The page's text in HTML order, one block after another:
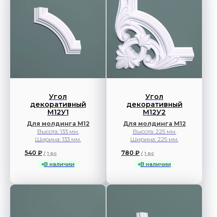
Угол
декоративный
М12У1
Для молдинга М12
Высота: 133 мм.
Ширина: 133 мм.
540 ₽ / 1 pc
В наличии
Угол
декоративный
М12У2
Для молдинга М12
Высота: 225 мм.
Ширина: 225 мм.
780 ₽ / 1 pc
В наличии